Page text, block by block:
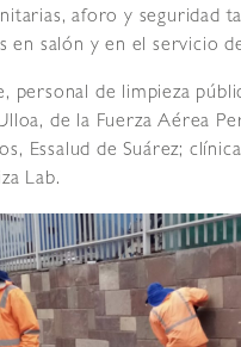
aforo y seguridad
en salón y en el servicio
personal de limpieza
de la Fuerza Aérea
Essalud de Suárez;
Lab.